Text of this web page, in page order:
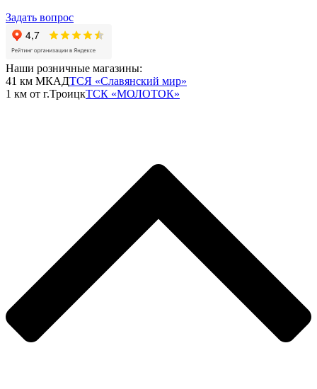
Задать вопрос
Наши розничные магазины:
41 км МКАДТСЯ «Славянский мир»
1 км от г.ТроицкТСК «МОЛОТОК»